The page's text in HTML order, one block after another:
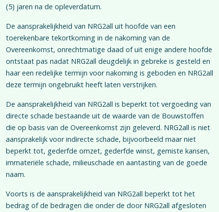
(5) jaren na de opleverdatum.
De aansprakelijkheid van NRG2all uit hoofde van een
toerekenbare tekortkoming in de nakoming van de
Overeenkomst, onrechtmatige daad of uit enige andere hoofde
ontstaat pas nadat NRG2all deugdelijk in gebreke is gesteld en
haar een redelijke termijn voor nakoming is geboden en NRG2all
deze termijn ongebruikt heeft laten verstrijken.
De aansprakelijkheid van NRG2all is beperkt tot vergoeding van
directe schade bestaande uit de waarde van de Bouwstoffen
die op basis van de Overeenkomst zijn geleverd. NRG2all is niet
aansprakelijk voor indirecte schade, bijvoorbeeld maar niet
beperkt tot, gederfde omzet, gederfde winst, gemiste kansen,
immateriële schade, milieuschade en aantasting van de goede
naam.
Voorts is de aansprakelijkheid van NRG2all beperkt tot het
bedrag of de bedragen die onder de door NRG2all afgesloten